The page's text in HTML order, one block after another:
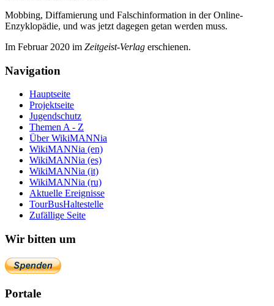
Mobbing, Diffamierung und Falsch­information in der Online-
Enzyklo­pädie, und was jetzt da­gegen getan werden muss.
Im Februar 2020 im Zeit­geist-Verlag erschienen.
Navigation
Hauptseite
Projektseite
Jugendschutz
Themen A - Z
Über WikiMANNia
WikiMANNia (en)
WikiMANNia (es)
WikiMANNia (it)
WikiMANNia (ru)
Aktuelle Ereignisse
TourBusHaltestelle
Zufällige Seite
Wir bitten um
Portale